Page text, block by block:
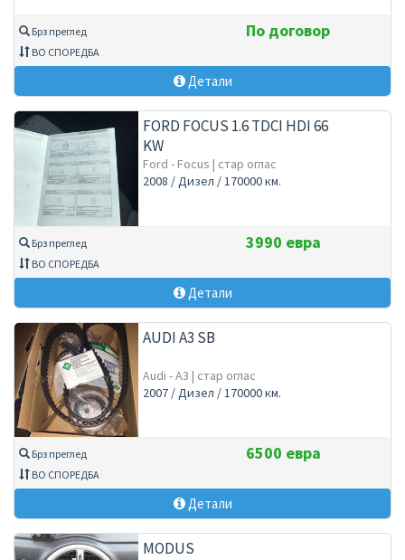
Брз преглед
ВО СПОРЕДБА
По договор
Детали
FORD FOCUS 1.6 TDCI HDI 66
KW
Ford - Focus | стар оглас
2008 / Дизел / 170000 км.
Брз преглед
ВО СПОРЕДБА
3990 евра
Детали
AUDI A3 SB
Audi - A3 | стар оглас
2007 / Дизел / 170000 км.
Брз преглед
ВО СПОРЕДБА
6500 евра
Детали
MODUS